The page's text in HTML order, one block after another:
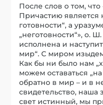
После слов о том,
Причастию является
готовности“, а
„неготовности“», о.
исполнена и
мир“. С миром
Как бы ни было нам
можем оставаться
обратно в мир – и в
свидетельство, наша
свет истинный, мы